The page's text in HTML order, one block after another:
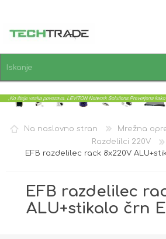
PRIJAVA
Na naslovno stran Mrežna
Razdelilci 220V
EFB razdelilec rack 8x220V
EFB razdelilec
ALU+stikalo črn